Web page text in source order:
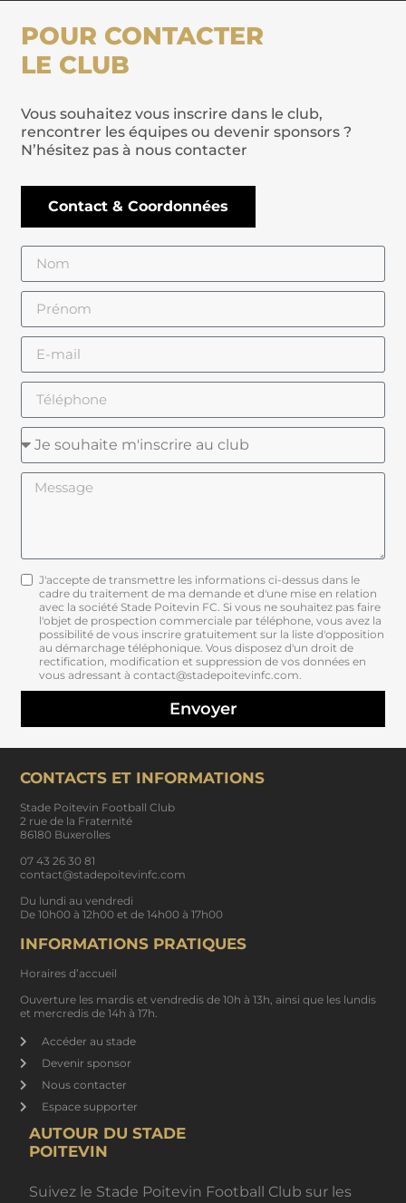
POUR CONTACTER
LE CLUB
Vous souhaitez vous inscrire dans le club,
rencontrer les équipes ou devenir sponsors ?
N’hésitez pas à nous contacter
Contact & Coordonnées
J'accepte de transmettre les informations ci-dessus dans le
cadre du traitement de ma demande et d'une mise en relation
avec la société Stade Poitevin FC. Si vous ne souhaitez pas faire
l'objet de prospection commerciale par téléphone, vous avez la
possibilité de vous inscrire gratuitement sur la liste d'opposition
au démarchage téléphonique. Vous disposez d'un droit de
rectification, modification et suppression de vos données en
vous adressant à contact@stadepoitevinfc.com.
Envoyer
CONTACTS ET INFORMATIONS
Stade Poitevin Football Club
2 rue de la Fraternité
86180 Buxerolles
07 43 26 30 81
contact@stadepoitevinfc.com
Du lundi au vendredi
De 10h00 à 12h00 et de 14h00 à 17h00
INFORMATIONS PRATIQUES
Horaires d’accueil
Ouverture les mardis et vendredis de 10h à 13h, ainsi que les lundis
et mercredis de 14h à 17h.
Accéder au stade
Devenir sponsor
Nous contacter
Espace supporter
AUTOUR DU STADE
POITEVIN
Suivez le Stade Poitevin Football Club sur les